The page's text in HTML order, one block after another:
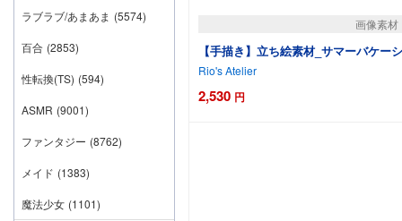
画像素材
【手描き】立ち絵素材_サマーバケー
Rio's Atelier
2,530 円
ラブラブ/あまあま (5574)
百合 (2853)
性転換(TS) (594)
ASMR (9001)
ファンタジー (8762)
メイド (1383)
魔法少女 (1101)